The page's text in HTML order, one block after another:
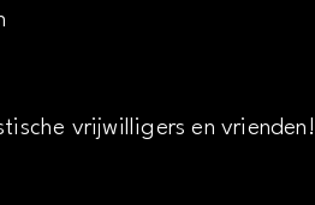
vrijwilligers en vrienden!